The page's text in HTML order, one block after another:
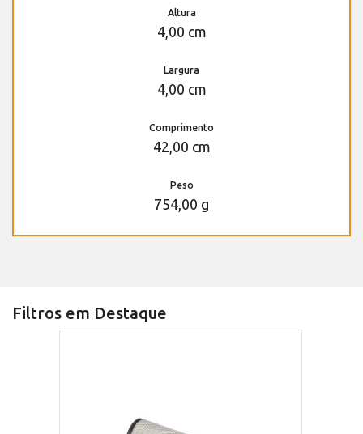
Altura
4,00 cm
Largura
4,00 cm
Comprimento
42,00 cm
Peso
754,00 g
Filtros em Destaque